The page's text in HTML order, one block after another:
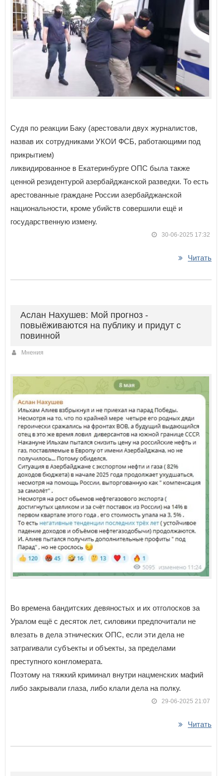
Судя по реакции Баку (арестовали двух журналистов,
назвав их сотрудниками УКОИ ФСБ, работающими под
прикрытием)
ликвидированное в Екатеринбурге ОПС была также
ценной резидентурой азербайджанской разведки. То есть
арестованные граждане России азербайджанской
национальности, кроме убийств совершили ещё и
государственную измену.
30-06-2025 17:32
Читать
Аслан Нахушев: Мой прогноз -
повыёживаются на публику и придут с
повинной
Мнения
Во времена бандитских девяностых и их отголосков за
Уралом ещё с десяток лет, силовики предпочитали не
влезать в дела этнических ОПС, если эти дела не
затрагивали субъекты и объекты, за пределами
преступного конгломерата.
Поэтому на тяжкий криминал внутри нацменских мафий
либо закрывали глаза, либо клали дела на полку.
29-06-2025 21:07
Читать